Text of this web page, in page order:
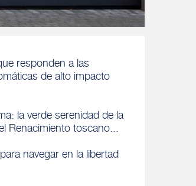
responden a las
de alto impacto
la verde serenidad de la
Renacimiento toscano...
navegar en la libertad